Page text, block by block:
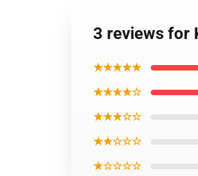
3 reviews for
★★★★★
★★★★☆
★★★☆☆
★★☆☆☆
★☆☆☆☆